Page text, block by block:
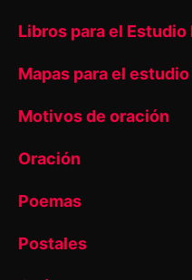
Libros para el
Mapas para el
Motivos de oración
Oración
Poemas
Postales